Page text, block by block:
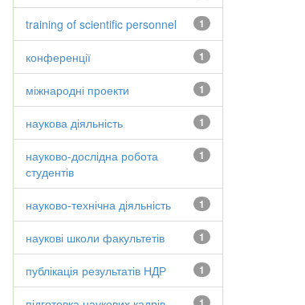
1
training of scientific personnel
1
конференції
1
міжнародні проекти
1
наукова діяльність
1
науково-дослідна робота
студентів
1
науково-технічна діяльність
1
наукові школи факультетів
1
публікація результатів НДР